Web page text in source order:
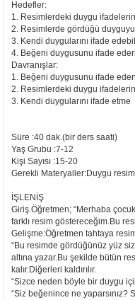
Hedefler:
1. Resimlerdeki duygu
2. Resimlerde gördüğü
3. Kendi duygularını ifade
4. Beğeni duygusunu ifade
Davranışlar:
1. Beğeni duygusunu ifade
2. Resimlerdeki duygu
3. Kendi duygularını ifade etme
Süre :40 dak.(bir ders saati)
Yaş Grubu :7-12
Kişi Sayısı :15-20
Gerekli Materyaller:Duygu
İŞLENİŞ
Giriş.Öğretmen; “Merhaba
farklı resim göstereceğim.Bu
Gelişme:Öğretmen tahtaya
“Bu resimde gördüğünüz yüz
altına yazar.Bu şekilde bütün
kalır.Diğerleri kaldırılır.
“Sizce neden böyle bir duygu
“Siz beğenince ne yaparsınız?